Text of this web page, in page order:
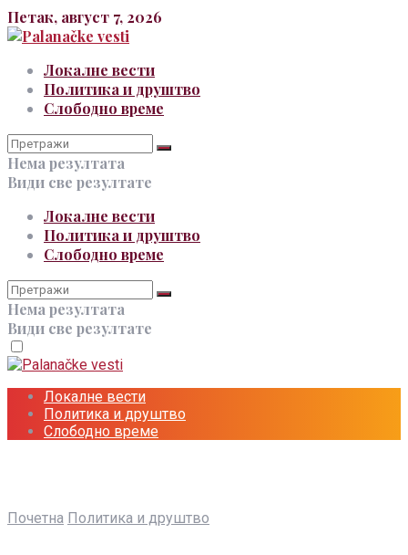
Петак, август 7, 2026
Локалне вести
Политика и друштво
Слободно време
Нема резултата
Види све резултате
Локалне вести
Политика и друштво
Слободно време
Нема резултата
Види све резултате
Локалне вести
Политика и друштво
Слободно време
Почетна Политика и друштво